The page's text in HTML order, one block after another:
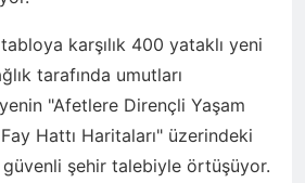
karşılık 400 yataklı yeni
tarafında umutları
"Afetlere Dirençli Yaşam
Hattı Haritaları" üzerindeki
güvenli şehir talebiyle örtüşüyor.